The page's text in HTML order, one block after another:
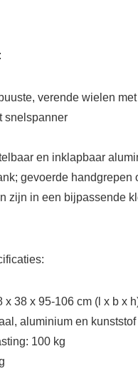
verende wielen
snelspanner
en inklapbaar
gevoerde handgrepen
zijn in een bijpassende
x 38 x 95-106 cm (l x b x
aluminium en kunststof
100 kg